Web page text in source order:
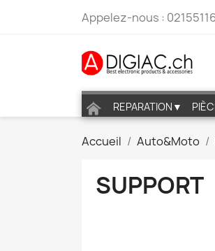
Appelez-nous :
REPARATION▼
Accueil Auto&Moto
SUPPORT